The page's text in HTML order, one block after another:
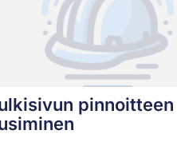
pinnoitteen